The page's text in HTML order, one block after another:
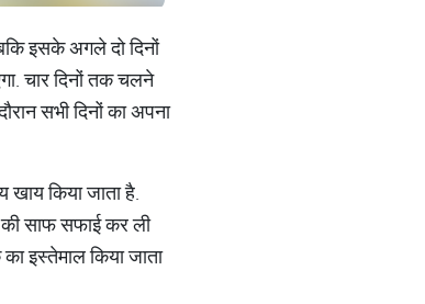
इसके अगले दो दिनों
चार दिनों तक चलने
सभी दिनों का अपना
खाय किया जाता है.
साफ सफाई कर ली
इस्तेमाल किया जाता